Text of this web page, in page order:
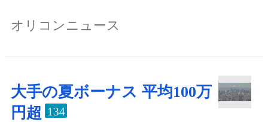
オリコンニュース
大手の夏ボーナス 平均100万
円超 134